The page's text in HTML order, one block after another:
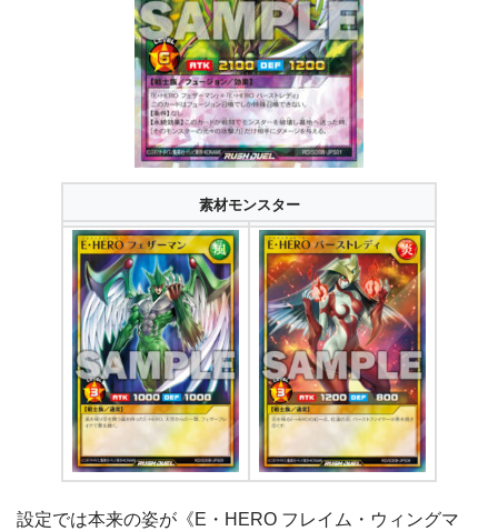
素材モンスター
設定では本来の姿が《E・HERO フレイム・ウィングマ